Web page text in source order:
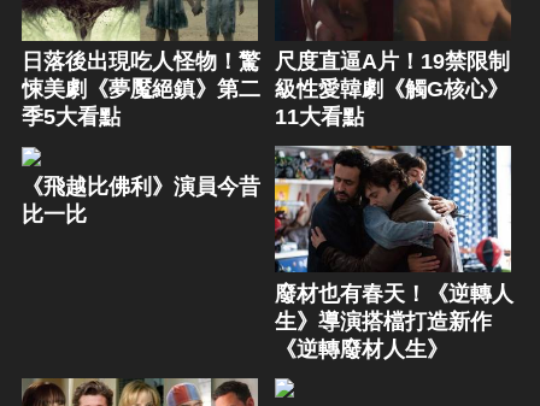
日落後出現吃人怪物！驚
悚美劇《夢魘絕鎮》第二
季5大看點
尺度直逼A片！19禁限制
級性愛韓劇《觸G核心》
11大看點
《飛越比佛利》演員今昔
比一比
廢材也有春天！《逆轉人
生》導演搭檔打造新作
《逆轉廢材人生》